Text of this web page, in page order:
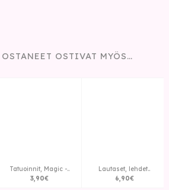
OSTIVAT MYÖS…
Tatuoinnit, Magic -..
3,90€
Lautaset, lehdet..
6,90€